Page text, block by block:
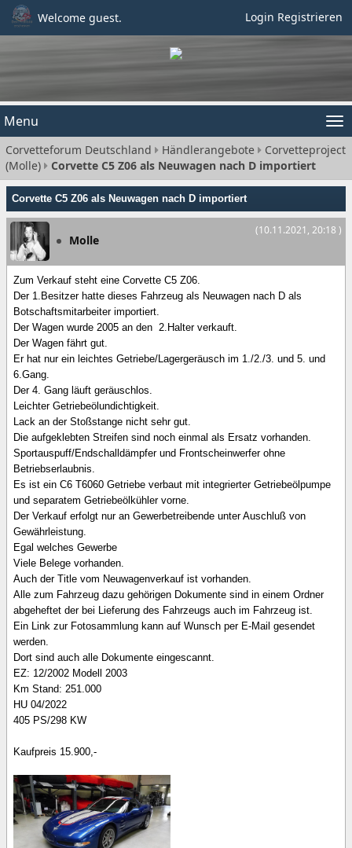
Welcome guest. Login Registrieren
Menu
Corvetteforum Deutschland Händlerangebote
Corvetteproject
(Molle)
Corvette C5 Z06 als Neuwagen nach D importiert
Corvette C5 Z06 als Neuwagen nach D importiert
(10.11.2021, 20:18 )
Molle
Zum Verkauf steht eine Corvette C5 Z06.
Der 1.Besitzer hatte dieses Fahrzeug als Neuwagen nach D als
Botschaftsmitarbeiter importiert.
Der Wagen wurde 2005 an den 2.Halter verkauft.
Der Wagen fährt gut.
Er hat nur ein leichtes Getriebe/Lagergeräusch im 1./2./3. und 5. und
6.Gang.
Der 4. Gang läuft geräuschlos.
Leichter Getriebeölundichtigkeit.
Lack an der Stoßstange nicht sehr gut.
Die aufgeklebten Streifen sind noch einmal als Ersatz vorhanden.
Sportauspuff/Endschalldämpfer und Frontscheinwerfer ohne
Betriebserlaubnis.
Es ist ein C6 T6060 Getriebe verbaut mit integrierter Getriebeölpumpe
und separatem Getriebeölkühler vorne.
Der Verkauf erfolgt nur an Gewerbetreibende unter Auschluß von
Gewährleistung.
Egal welches Gewerbe
Viele Belege vorhanden.
Auch der Title vom Neuwagenverkauf ist vorhanden.
Alle zum Fahrzeug dazu gehörigen Dokumente sind in einem Ordner
abgeheftet der bei Lieferung des Fahrzeugs auch im Fahrzeug ist.
Ein Link zur Fotosammlung kann auf Wunsch per E-Mail gesendet
werden.
Dort sind auch alle Dokumente eingescannt.
EZ: 12/2002 Modell 2003
Km Stand: 251.000
HU 04/2022
405 PS/298 KW
Kaufpreis 15.900,-